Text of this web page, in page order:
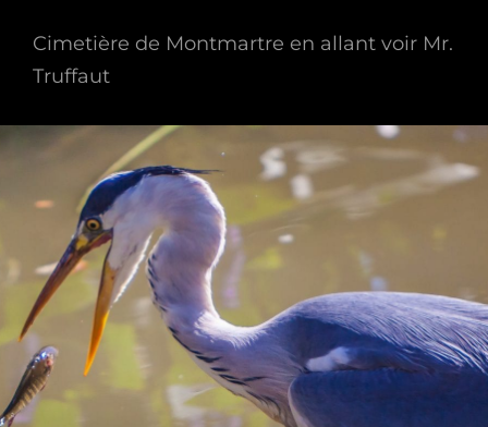
Cimetière de Montmartre en allant voir Mr.
Truffaut